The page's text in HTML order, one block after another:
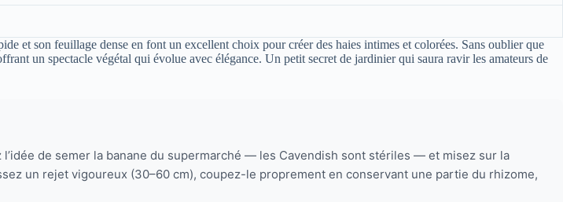
et son feuillage dense en font un excellent choix pour créer des haies intimes et colorées. Sans oublier que
un spectacle végétal qui évolue avec élégance. Un petit secret de jardinier qui saura ravir les amateurs de
de semer la banane du supermarché — les Cavendish sont stériles — et misez sur la
un rejet vigoureux (30–60 cm), coupez-le proprement en conservant une partie du rhizome,